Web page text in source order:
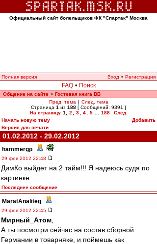
Официальный сайт болельщиков ФК "Спартак" Москва
Полная версия Вход • Регистрация
FAQ • Поиск
Общение на сайте » Гостевая книга ВВ
Пред. тема | След. тема
Страница 1 из 188 [ Сообщений: 9391 ]
На страницу 1 2 3 4 5 188
След.
Начать новую тему
Добавить
Версия для печати
01.02.2012 - 29.02.2012
hammergp -
29 фев 2012 22:48
ДимКо выйдет на 2 тайм!!! Я надеюсь судя по
картинке
Последнее сообщение
MaratAnaliteg -
29 фев 2012 22:45
Мирный_Атом
А ты посмотри сейчас на состав сборной
Германии в товарняке, и поймешь как